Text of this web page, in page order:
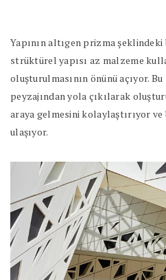
Yapının altıgen prizma
strüktürel yapısı az malzeme
oluşturulmasının önünü açıyor.
peyzajından yola çıkılarak
araya gelmesini kolaylaştırıyor
ulaşıyor.